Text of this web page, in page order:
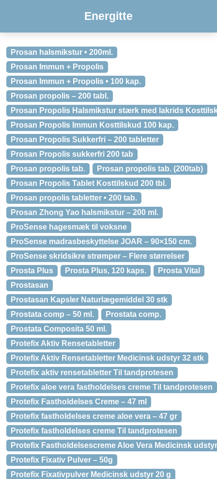
Energitte
Prosan halsmikstur • 200ml.
Prosan Immun + Propolis
Prosan Immun + Propolis • 100 kap.
Prosan propolis – 200 tabl.
Prosan Propolis Halsmikstur stærk med lakrids
Prosan Propolis Immun Kosttilskud 100 kap.
Prosan Propolis Sukkerfri – 200 tabletter
Prosan Propolis sukkerfri 200 tab
Prosan propolis tab.
Prosan propolis tab. (200tab)
Prosan Propolis Tablet Kosttilskud 200 tbl.
Prosan propolis tabletter • 200 tab.
Prosan Zhong Yao halsmikstur – 200 ml.
ProSense hagesmæk til voksne
ProSense madrasbeskyttelse JOAR – 90×150 cm.
ProSense skridsikre strømper – Flere størrelser
Prosta Plus
Prosta Plus, 120 kaps.
Prosta Vital
Prostasan
Prostasan Kapsler Naturlægemiddel 30 stk
Prostata comp – 50 ml.
Prostata comp.
Prostata Composita 50 ml.
Protefix Aktiv Rensetabletter
Protefix Aktiv Rensetabletter Medicinsk udstyr 32 stk
Protefix aktiv rensetabletter Til tandprotesen
Protefix aloe vera fastholdelses creme Til tandprotesen
Protefix Fastholdelses Creme – 47 ml
Protefix fastholdelses creme aloe vera – 47 gr
Protefix fastholdelses creme Til tandprotesen
Protefix Fastholdelsescreme Aloe Vera Medicinsk
Protefix Fixativ Pulver – 50g
Protefix Fixativpulver Medicinsk udstyr 20 g